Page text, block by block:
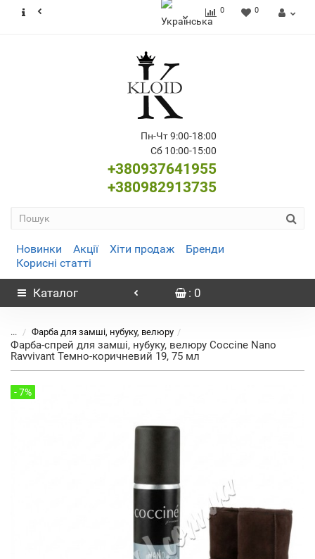
0 0
Пн-Чт 9:00-18:00
Сб 10:00-15:00
+380937641955
+380982913735
Новинки Акції Хіти продаж
Бренди
Корисні статті
Каталог : 0
... Фарба для замші, нубуку, велюру
Фарба-спрей для замші, нубуку, велюру Coccine Nano
Ravvivant Темно-коричневий 19, 75 мл
- 7%